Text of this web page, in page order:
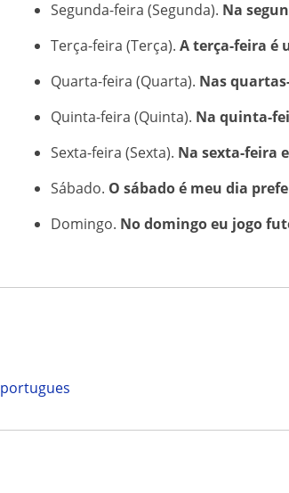
Segunda-feira (Segunda). Na
Terça-feira (Terça).A terça-feira é
Quarta-feira (Quarta). Nas
Quinta-feira (Quinta). Na quinta-
Sexta-feira (Sexta). Na sexta-feira
Sábado. O sábado é meu dia
Domingo. No domingo eu jogo
portugues